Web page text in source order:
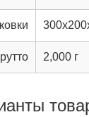
2,000 г